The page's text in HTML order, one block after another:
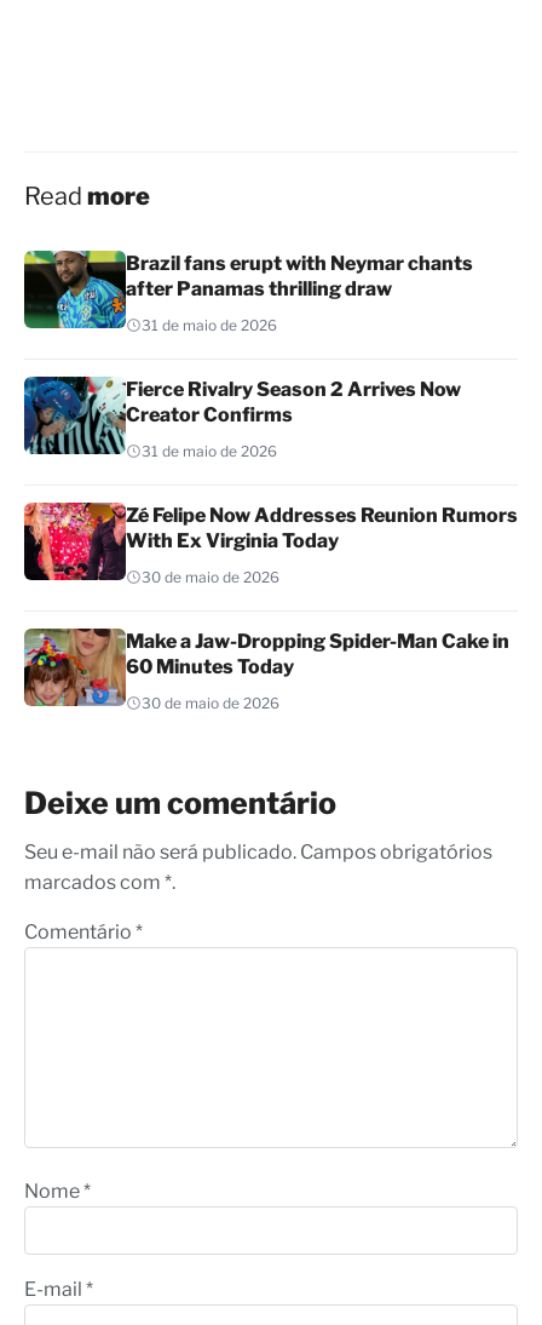
Read more
Brazil fans erupt with Neymar chants
after Panamas thrilling draw
31 de maio de 2026
Fierce Rivalry Season 2 Arrives Now
Creator Confirms
31 de maio de 2026
Zé Felipe Now Addresses Reunion Rumors
With Ex Virginia Today
30 de maio de 2026
Make a Jaw-Dropping Spider-Man Cake in
60 Minutes Today
30 de maio de 2026
Deixe um comentário
Seu e-mail não será publicado. Campos obrigatórios
marcados com *.
Comentário *
Nome*
E-mail *